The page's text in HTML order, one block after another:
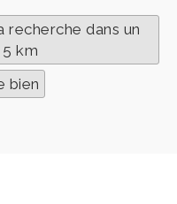
recherche dans un
km
bien